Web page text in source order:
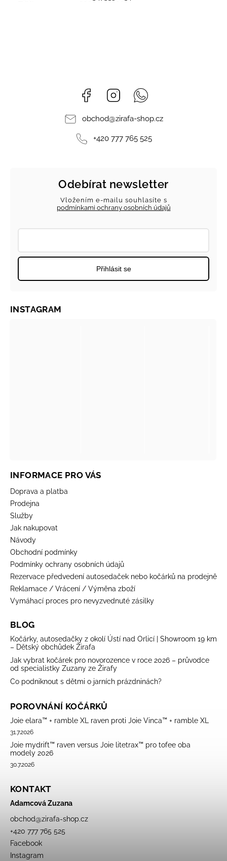
Facebook Instagram
obchod@zirafa-shop.cz
+420 777 765 525
Odebírat newsletter
Vložením e-mailu souhlasíte s
podmínkami ochrany osobních údajů
Přihlásit se
INFORMACE PRO VÁS
Doprava a platba
Prodejna
Služby
Jak nakupovat
Návody
Obchodní podmínky
Podmínky ochrany osobních údajů
Rezervace předvedení autosedaček nebo kočárků na prodejně
Reklamace / Vrácení / Výměna zboží
Vymáhací proces pro nevyzvednuté zásilky
BLOG
Kočárky, autosedačky z okolí Ústí nad Orlicí | Showroom 19 km
– Dětský obchůdek Žirafa
Jak vybrat kočárek pro novorozence v roce 2026 – průvodce
od specialistky Zuzany ze Žirafy
Co podniknout s dětmi o jarních prázdninách?
POROVNÁNÍ KOČÁRKŮ
Joie elara™ + ramble XL raven proti Joie Vinca™ + ramble XL
31.7.2026
Joie mydrift™ raven versus Joie litetrax™ pro tofee oba
modely 2026
30.7.2026
KONTAKT
Adamcová Zuzana
obchod@zirafa-shop.cz
+420 777 765 525
Facebook
Instagram
INSTAGRAM